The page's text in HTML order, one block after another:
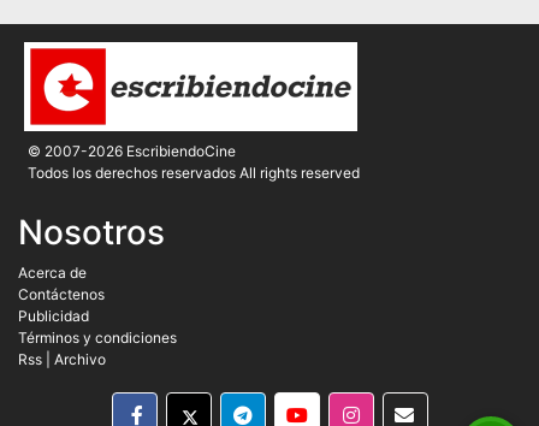
© 2007-2026 EscribiendoCine
Todos los derechos reservados All rights reserved
Nosotros
Acerca de
Contáctenos
Publicidad
Términos y condiciones
Rss
Archivo